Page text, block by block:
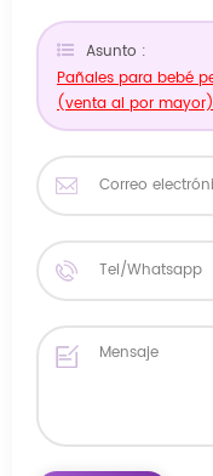
Asunto :
Pañales para bebé
(venta al por mayor)